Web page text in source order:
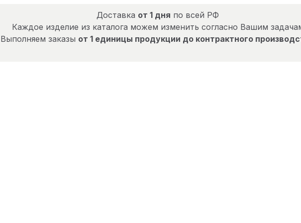
Доставка от 1 дня по всей РФ
Каждое изделие из каталога можем изменить согласно Вашим
Выполняем заказы от 1 единицы продукции до контрактного